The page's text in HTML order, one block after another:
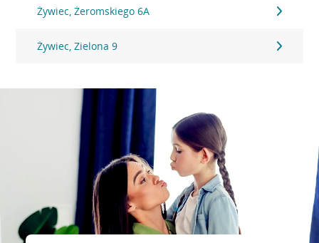
Żywiec, Żeromskiego 6A
Żywiec, Zielona 9